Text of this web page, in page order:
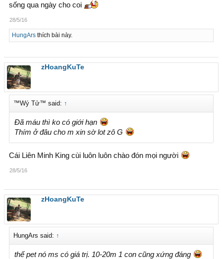
sống qua ngày cho coi
28/5/16
HungArsthích bài này.
zHoangKuTe
™Wý Tử™ said: ↑
Đã máu thì ko có giới hạn
Thím ở đâu cho m xin sờ lot zô G
Cái Liên Minh King cùi luôn luôn chào đón mọi người
28/5/16
zHoangKuTe
HungArs said: ↑
thế pet nó ms có giá trị. 10-20m 1 con cũng xứng đáng